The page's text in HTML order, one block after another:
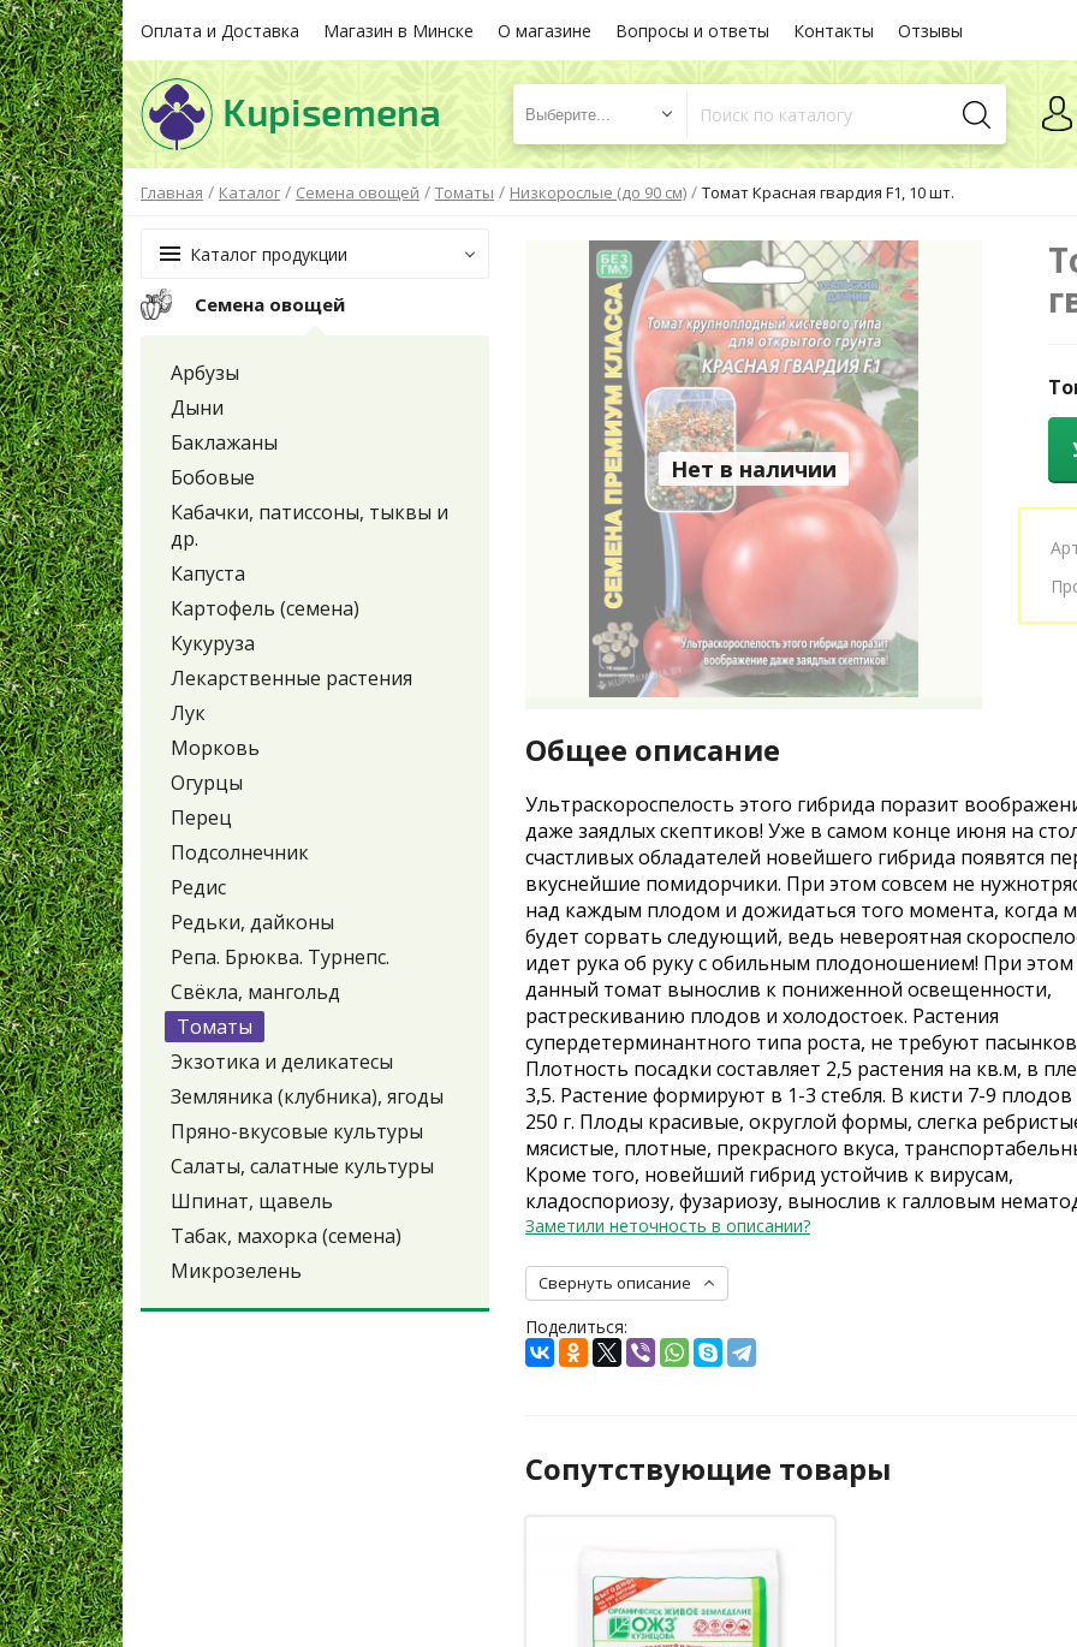
Оплата и Доставка Магазин в Минске О магазине Вопросы и ответы Контакты Отзывы
Выберите...
Главная / Каталог / Семена овощей / Томаты / Низкорослые (до 90 см) / Томат Красная гвардия F1, 10 шт.
Каталог продукции
Семена овощей
Арбузы
Дыни
Баклажаны
Бобовые
Кабачки, патиссоны, тыквы и
др.
Капуста
Картофель (семена)
Кукуруза
Лекарственные растения
Лук
Морковь
Огурцы
Перец
Подсолнечник
Редис
Редьки, дайконы
Репа. Брюква. Турнепс.
Свёкла, мангольд
Томаты
Экзотика и деликатесы
Земляника (клубника), ягоды
Пряно-вкусовые культуры
Салаты, салатные культуры
Шпинат, щавель
Табак, махорка (семена)
Микрозелень
Нет в наличии
Общее описание
Ультраскороспелость этого гибрида поразит
даже заядлых скептиков! Уже в самом конце июня на
счастливых обладателей новейшего гибрида появятся
вкуснейшие помидорчики. При этом совсем не
над каждым плодом и дожидаться того момента, когда
будет сорвать следующий, ведь невероятная
идет рука об руку с обильным плодоношением! При этом
данный томат вынослив к пониженной освещенности,
растрескиванию плодов и холодостоек. Растения
супердетерминантного типа роста, не требуют
Плотность посадки составляет 2,5 растения на кв.м, в
3,5. Растение формируют в 1-3 стебля. В кисти 7-9
250 г. Плоды красивые, округлой формы, слегка
мясистые, плотные, прекрасного вкуса,
Кроме того, новейший гибрид устойчив к вирусам,
кладоспориозу, фузариозу, вынослив к галловым
Заметили неточность в описании?
Свернуть описание
Поделиться:
Сопутствующие товары